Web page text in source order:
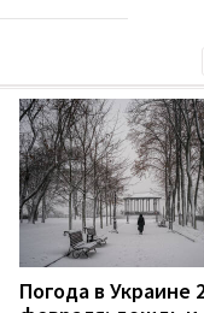
Погода в Украине